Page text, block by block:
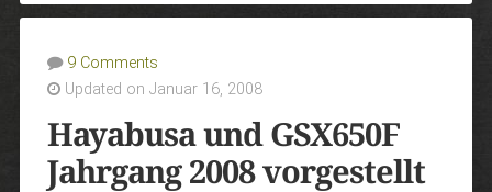
9 Comments
Updated on Januar 16, 2008
Hayabusa und GSX650F
Jahrgang 2008 vorgestellt